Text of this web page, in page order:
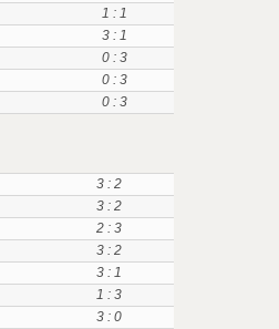
1 : 1
3 : 1
0 : 3
0 : 3
0 : 3
3 : 2
3 : 2
2 : 3
3 : 2
3 : 1
1 : 3
3 : 0